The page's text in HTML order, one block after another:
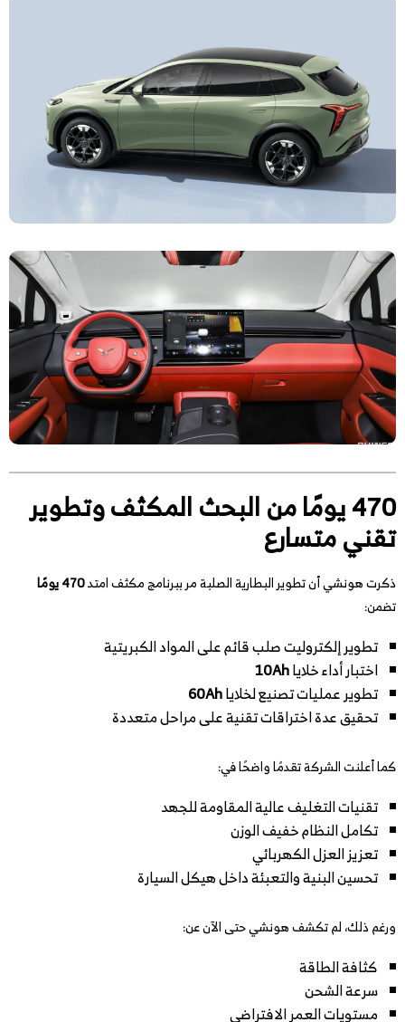
470 يومًا من البحث المكثف وتطوير
تقني متسارع
ذكرت هونشي أن تطوير البطارية الصلبة مر ببرنامج مكثف امتد470 يومًا
تضمن:
تطوير إلكتروليت صلب قائم على المواد الكبريتية
اختبار أداء خلايا10Ah
تطوير عمليات تصنيع لخلايا60Ah
تحقيق عدة اختراقات تقنية على مراحل متعددة
كما أعلنت الشركة تقدمًا واضحًا في:
تقنيات التغليف عالية المقاومة للجهد
تكامل النظام خفيف الوزن
تعزيز العزل الكهربائي
تحسين البنية والتعبئة داخل هيكل السيارة
ورغم ذلك، لم تكشف هونشي حتى الآن عن:
كثافة الطاقة
سرعة الشحن
مستويات العمر الافتراضي